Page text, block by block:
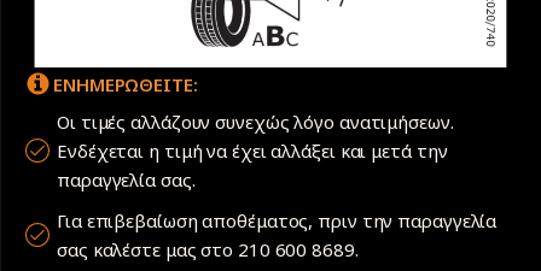
ΕΝΗΜΕΡΩΘΕΙΤΕ:
Οι τιμές αλλάζουν συνεχώς λόγο ανατιμήσεων.
Ενδέχεται η τιμή να έχει αλλάξει και μετά την
παραγγελία σας.
Για επιβεβαίωση αποθέματος, πριν την παραγγελία
σας καλέστε μας στο 210 600 8689.